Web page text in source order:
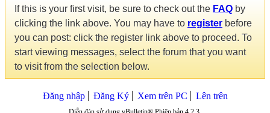
If this is your first visit, be sure to check out the FAQ by
clicking the link above. You may have to register before
you can post: click the register link above to proceed. To
start viewing messages, select the forum that you want
to visit from the selection below.
Đăng nhập Đăng Ký Xem trên PC Lên trên